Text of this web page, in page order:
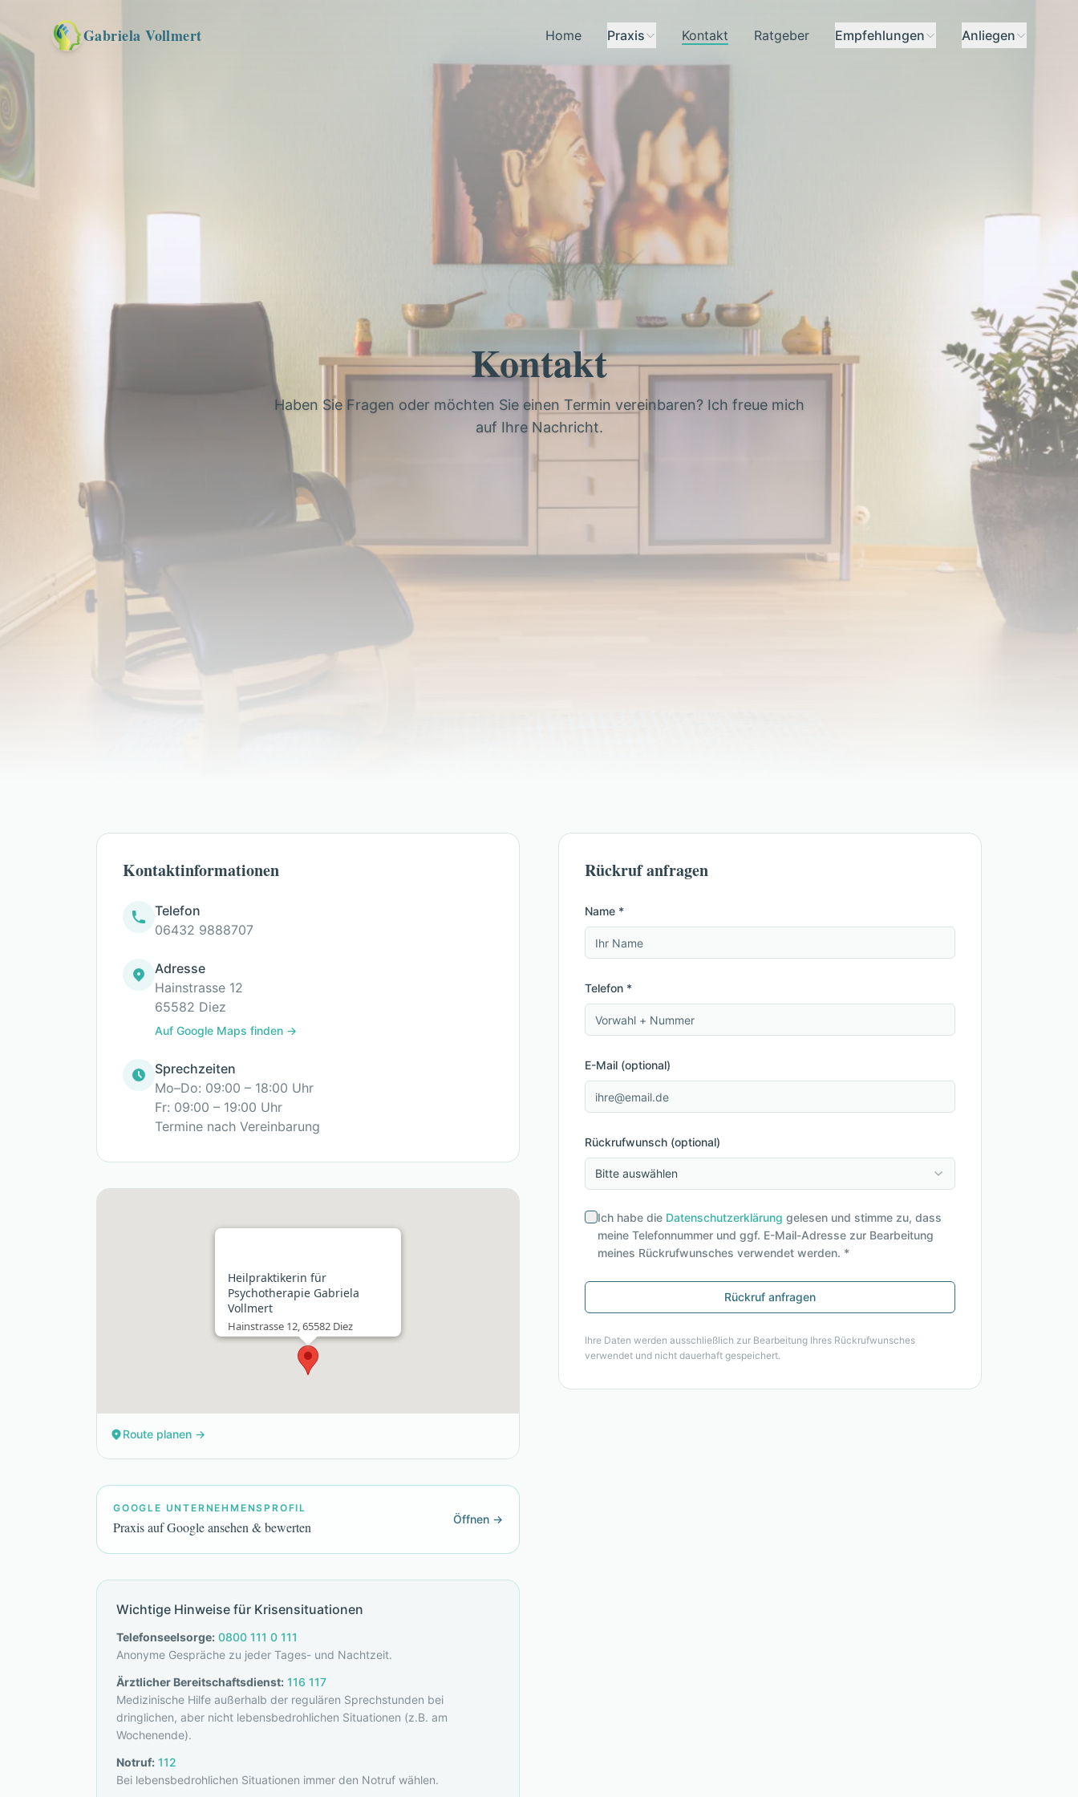
Gabriela Vollmert Home Praxis Kontakt Ratgeber Empfehlungen Anliegen
Kontakt
Haben Sie Fragen oder möchten Sie einen Termin vereinbaren? Ich freue mich
auf Ihre Nachricht.
Kontaktinformationen
Telefon
06432 9888707
Adresse
Hainstrasse 12
65582 Diez
Auf Google Maps finden →
Sprechzeiten
Mo–Do: 09:00 – 18:00 Uhr
Fr: 09:00 – 19:00 Uhr
Termine nach Vereinbarung
Heilpraktikerin für
Psychotherapie Gabriela
Vollmert
Hainstrasse 12, 65582 Diez
Route planen →
GOOGLE UNTERNEHMENSPROFIL
Praxis auf Google ansehen & bewerten Öffnen →
Wichtige Hinweise für Krisensituationen
Telefonseelsorge: 0800 111 0 111
Anonyme Gespräche zu jeder Tages- und Nachtzeit.
Ärztlicher Bereitschaftsdienst: 116 117
Medizinische Hilfe außerhalb der regulären Sprechstunden bei
dringlichen, aber nicht lebensbedrohlichen Situationen (z.B. am
Wochenende).
Notruf: 112
Bei lebensbedrohlichen Situationen immer den Notruf wählen.
Rückruf anfragen
Name *
Telefon *
E-Mail (optional)
Rückrufwunsch (optional)
Bitte auswählen
Ich habe die Datenschutzerklärung gelesen und stimme zu, dass
meine Telefonnummer und ggf. E-Mail-Adresse zur Bearbeitung
meines Rückrufwunsches verwendet werden. *
Rückruf anfragen
Ihre Daten werden ausschließlich zur Bearbeitung Ihres Rückrufwunsches
verwendet und nicht dauerhaft gespeichert.